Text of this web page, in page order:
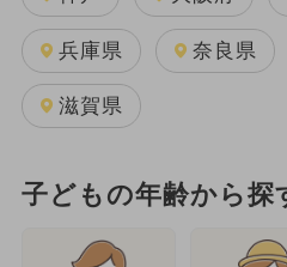
兵庫県 奈良県
滋賀県
子どもの年齢から探